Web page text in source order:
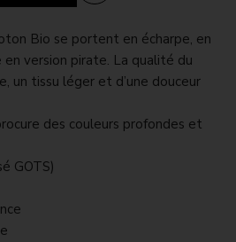
Bio se portent en écharpe, en
version pirate. La qualité du
un tissu léger et d’une douceur
des couleurs profondes et
GOTS)